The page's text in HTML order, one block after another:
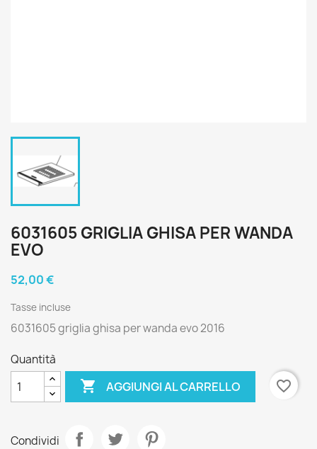
6031605 GRIGLIA GHISA PER WANDA
EVO
52,00 €
Tasse incluse
6031605 griglia ghisa per wanda evo 2016
Quantità
 AGGIUNGI AL CARRELLO favorite_border
Condividi